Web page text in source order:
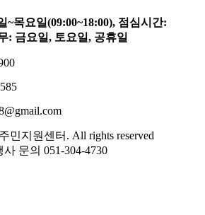
~목요일(09:00~18:00), 점심시간:
: 금요일, 토요일, 공휴일
민지원센터. All rights reserved
문의 051-304-4730